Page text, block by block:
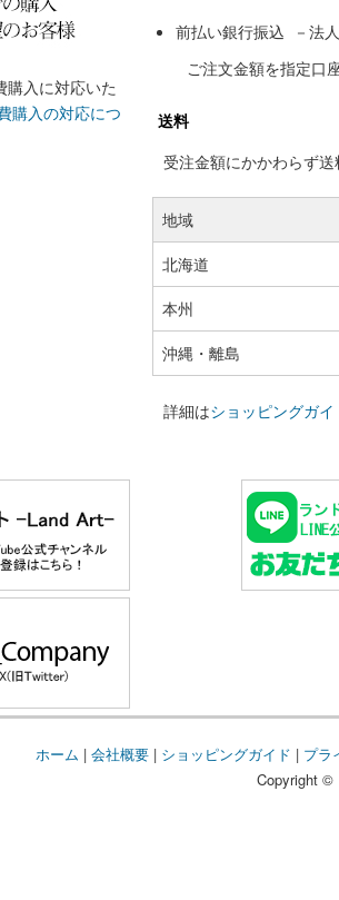
購入に対応いた
購入の対応につ
前払い銀行振込 －法
ご注文金額を指定口
送料
受注金額にかかわらず
地域
北海道
本州
沖縄・離島
詳細はショッピングガイ
ホーム | 会社概要| ショッピングガイド | プラ
Copyright ©